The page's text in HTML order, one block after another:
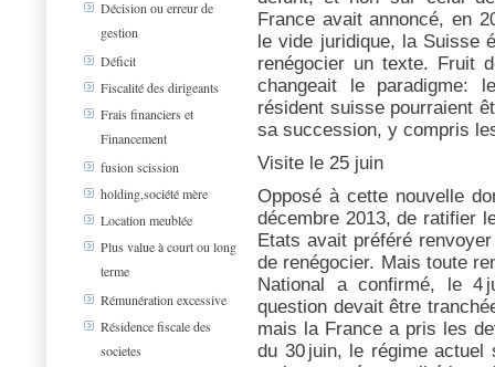
Décision ou erreur de
gestion
Déficit
Fiscalité des dirigeants
Frais financiers et
Financement
fusion scission
holding,société mère
Location meublée
Plus value à court ou long
terme
Rémunération excessive
Résidence fiscale des
societes
France avait annoncé, en
le vide juridique, la Suisse
renégocier un texte. Fruit
changeait le paradigme:
résident suisse pourraient
sa succession, y compris
Visite le 25 juin
Opposé à cette nouvelle
décembre 2013, de ratifier
Etats avait préféré
de renégocier. Mais toute
National a confirmé, le 4
question devait être
mais la France a pris les
du 30 juin, le régime actuel